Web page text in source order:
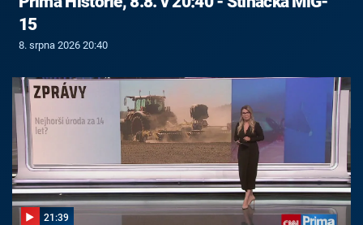
15
8. srpna 2026 20:40
21:39